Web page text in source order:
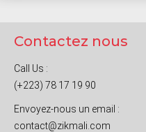
Contactez nous
Call Us :
(+223) 78 17 19 90
Envoyez-nous un email :
contact@zikmali.com